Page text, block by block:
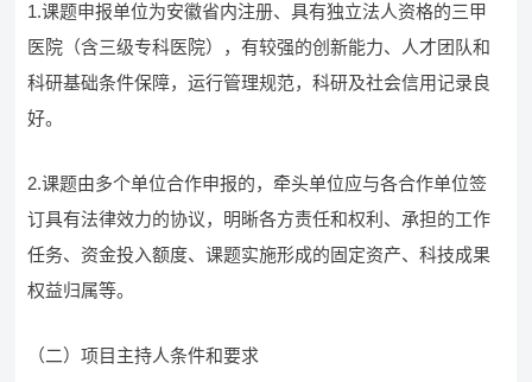
1.课题申报单位为安徽省内注册、具有独立法人资格的三甲
医院（含三级专科医院），有较强的创新能力、人才团队和
科研基础条件保障，运行管理规范，科研及社会信用记录良
好。
2.课题由多个单位合作申报的，牵头单位应与各合作单位签
订具有法律效力的协议，明晰各方责任和权利、承担的工作
任务、资金投入额度、课题实施形成的固定资产、科技成果
权益归属等。
（二）项目主持人条件和要求